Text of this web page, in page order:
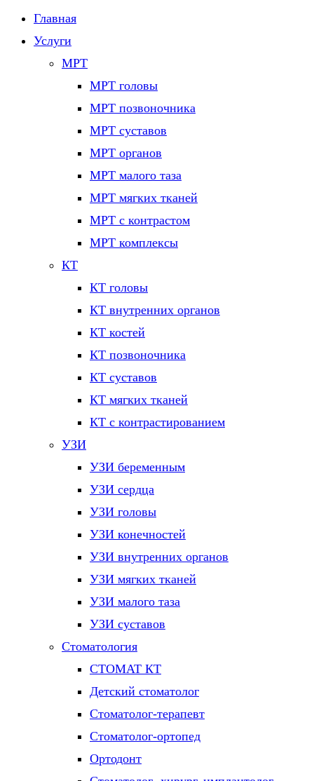
Главная
Услуги
МРТ
МРТ головы
МРТ позвоночника
МРТ суставов
МРТ органов
МРТ малого таза
МРТ мягких тканей
МРТ с контрастом
МРТ комплексы
КТ
КТ головы
КТ внутренних органов
КТ костей
КТ позвоночника
КТ суставов
КТ мягких тканей
КТ с контрастированием
УЗИ
УЗИ беременным
УЗИ сердца
УЗИ головы
УЗИ конечностей
УЗИ внутренних органов
УЗИ мягких тканей
УЗИ малого таза
УЗИ суставов
Стоматология
СТОМАТ КТ
Детский стоматолог
Стоматолог-терапевт
Стоматолог-ортопед
Ортодонт